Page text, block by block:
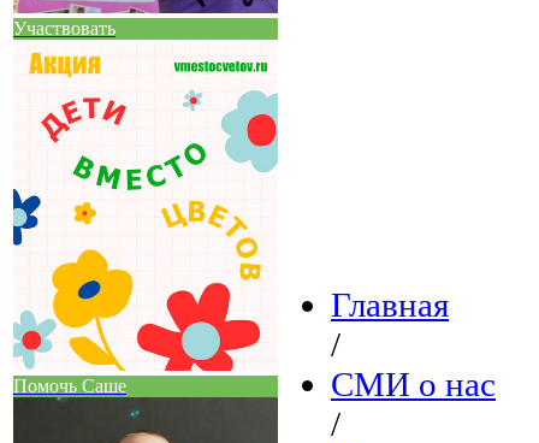
Участвовать
Помочь Саше
Главная
/
СМИ о нас
/